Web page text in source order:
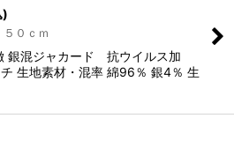
絞り込む
)
０ｃｍ
銀混ジャカード 抗ウイルス加
生地素材・混率 綿96％ 銀4％ 生